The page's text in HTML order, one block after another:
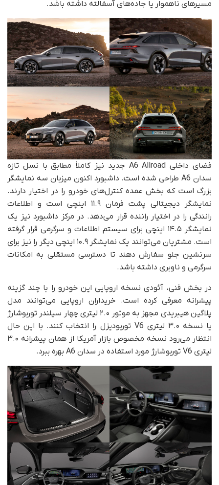
مسیرهای ناهموار یا جاده‌های آسفالته داشته باشد.
فضای داخلی A6 Allroad جدید نیز کاملاً مطابق با نسل تازه
سدان A6 طراحی شده است. داشبورد اکنون میزبان سه نمایشگر
بزرگ است که بخش عمده کنترل‌های خودرو را در اختیار دارند.
نمایشگر دیجیتالی پشت فرمان ۱۱.۹ اینچی است و اطلاعات
رانندگی را در اختیار راننده قرار می‌دهد. در مرکز داشبورد نیز یک
نمایشگر ۱۴.۵ اینچی برای سیستم اطلاعات و سرگرمی قرار گرفته
است. مشتریان می‌توانند یک نمایشگر ۱۰.۹ اینچی دیگر را نیز برای
سرنشین جلو سفارش دهند تا دسترسی مستقلی به امکانات
سرگرمی و ناوبری داشته باشد.
در بخش فنی، آئودی نسخه اروپایی این خودرو را با چند گزینه
پیشرانه معرفی کرده است. خریداران اروپایی می‌توانند مدل
پلاگین هیبریدی مجهز به موتور ۲.۰ لیتری چهار سیلندر توربوشارژ
یا نسخه ۳.۰ لیتری V6 توربودیزل را انتخاب کنند. با این حال
انتظار می‌رود نسخه مخصوص بازار آمریکا از همان پیشرانه ۳.۰
لیتری V6 توربوشارژ مورد استفاده در سدان A6 بهره ببرد.